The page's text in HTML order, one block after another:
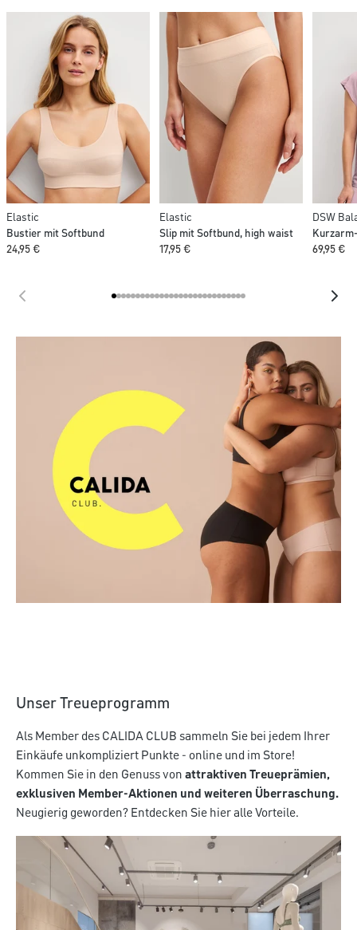
Elastic
Bustier mit Softbund
24,95 €
Elastic
Slip mit Softbund, high waist
17,95 €
DSW
69,95 €
Unser Treueprogramm
Als Member des CALIDA CLUB sammeln Sie bei jedem Ihrer
Einkäufe unkompliziert Punkte - online und im Store!
Kommen Sie in den Genuss von attraktiven Treueprämien,
exklusiven Member-Aktionen und weiteren Überraschung.
Neugierig geworden? Entdecken Sie hier alle Vorteile.